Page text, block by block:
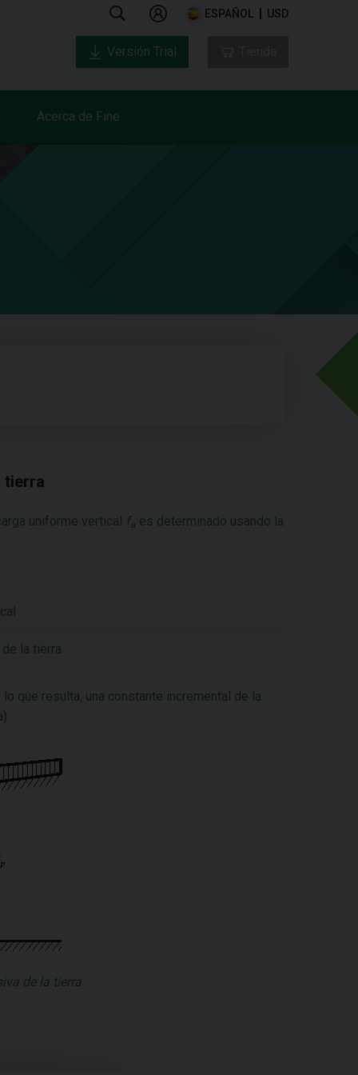
ESPAÑOL USD
Acerca de Fine
Versión Trial
tierra
uniforme vertical fa es determinado usando la
la tierra
que resulta, una constante incremental de la
de la tierra